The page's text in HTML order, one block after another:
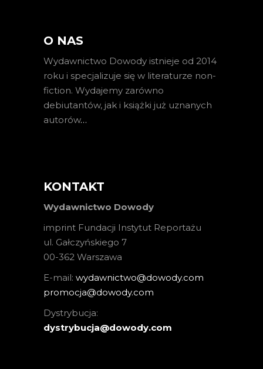
O NAS
Wydawnictwo Dowody istnieje od 2014
roku i specjalizuje się w literaturze non-
fiction. Wydajemy zarówno
debiutantów, jak i książki już uznanych
autorów…
KONTAKT
Wydawnictwo Dowody
imprint Fundacji Instytut Reportażu
ul. Gałczyńskiego 7
00-362 Warszawa
E-mail: wydawnictwo@dowody.com
promocja@dowody.com
Dystrybucja:
dystrybucja@dowody.com